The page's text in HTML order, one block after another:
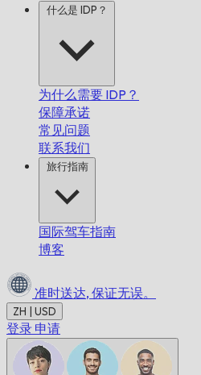
什么是 IDP？
为什么需要 IDP？
保障承诺
常见问题
联系我们
旅行指南
国际驾车指南
博客
准时送达, 保证无误。
ZH | USD
登录 申请